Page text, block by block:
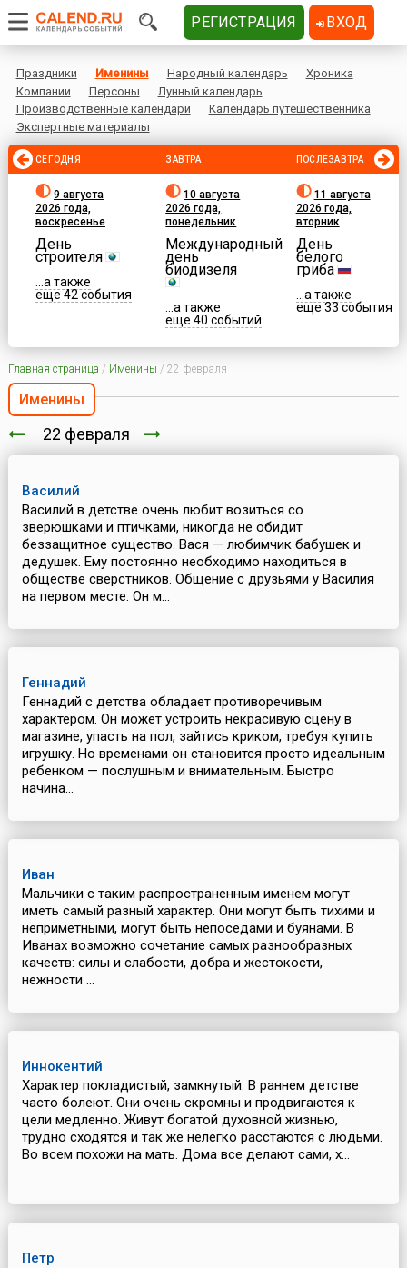
Праздники Именины Народный календарь
Хроника
Компании
Персоны
Лунный календарь
Производственные календари
Календарь путешественника
Экспертные материалы
СЕГОДНЯ
9 августа
2026 года,
воскресенье
День
строителя
...а также
еще 42 события
ЗАВТРА
10 августа
2026 года,
понедельник
Международный
день
биодизеля
...а также
еще 40 событий
ПОСЛЕЗАВТРА
11 августа
2026 года,
вторник
День
белого
гриба
...а также
еще 33 события
Главная страница / Именины / 22 февраля
Именины
22 февраля
Василий
Василий в детстве очень любит возиться со
зверюшками и птичками, никогда не обидит
беззащитное существо. Вася — любимчик бабушек и
дедушек. Ему постоянно необходимо находиться в
обществе сверстников. Общение с друзьями у Василия
на первом месте. Он м...
Геннадий
Геннадий с детства обладает противоречивым
характером. Он может устроить некрасивую сцену в
магазине, упасть на пол, зайтись криком, требуя купить
игрушку. Но временами он становится просто идеальным
ребенком — послушным и внимательным. Быстро
начина...
Иван
Мальчики с таким распространенным именем могут
иметь самый разный характер. Они могут быть тихими и
неприметными, могут быть непоседами и буянами. В
Иванах возможно сочетание самых разнообразных
качеств: силы и слабости, добра и жестокости,
нежности ...
Иннокентий
Характер покладистый, замкнутый. В раннем детстве
часто болеют. Они очень скромны и продвигаются к
цели медленно. Живут богатой духовной жизнью,
трудно сходятся и так же нелегко расстаются с людьми.
Во всем похожи на мать. Дома все делают сами, х...
Петр
РЕГИСТРАЦИЯ ВХОД